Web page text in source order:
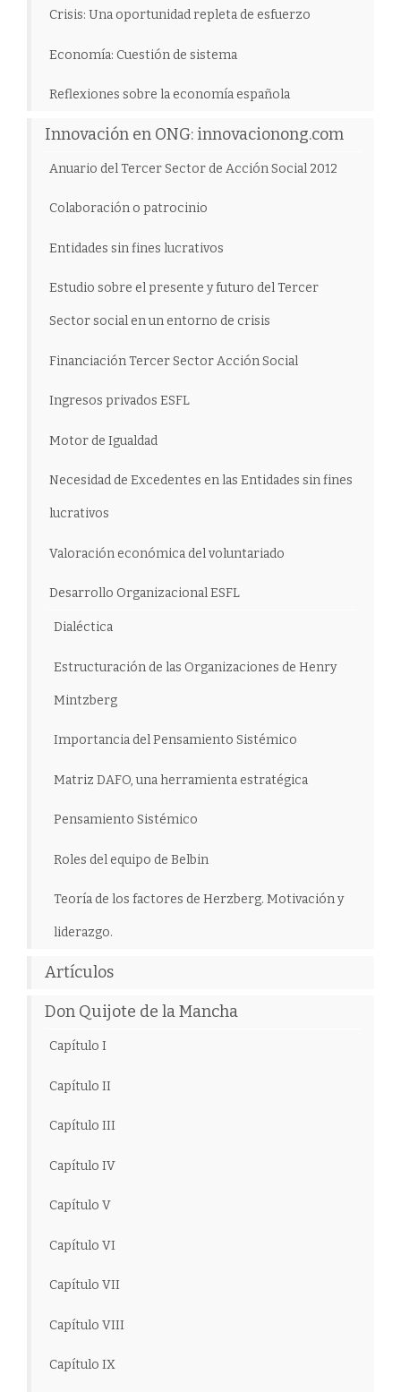
Crisis: Una oportunidad repleta de esfuerzo
Economía: Cuestión de sistema
Reflexiones sobre la economía española
Innovación en ONG: innovacionong.com
Anuario del Tercer Sector de Acción Social 2012
Colaboración o patrocinio
Entidades sin fines lucrativos
Estudio sobre el presente y futuro del Tercer
Sector social en un entorno de crisis
Financiación Tercer Sector Acción Social
Ingresos privados ESFL
Motor de Igualdad
Necesidad de Excedentes en las Entidades sin fines
lucrativos
Valoración económica del voluntariado
Desarrollo Organizacional ESFL
Dialéctica
Estructuración de las Organizaciones de Henry
Mintzberg
Importancia del Pensamiento Sistémico
Matriz DAFO, una herramienta estratégica
Pensamiento Sistémico
Roles del equipo de Belbin
Teoría de los factores de Herzberg. Motivación y
liderazgo.
Artículos
Don Quijote de la Mancha
Capítulo I
Capítulo II
Capítulo III
Capítulo IV
Capítulo V
Capítulo VI
Capítulo VII
Capítulo VIII
Capítulo IX